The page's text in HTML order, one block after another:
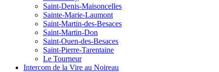
Saint-Denis-Maisoncelles
Sainte-Marie-Laumont
Saint-Martin-des-Besaces
Saint-Martin-Don
Saint-Ouen-des-Besaces
Saint-Pierre-Tarentaine
Le Tourneur
Intercom de la Vire au Noireau